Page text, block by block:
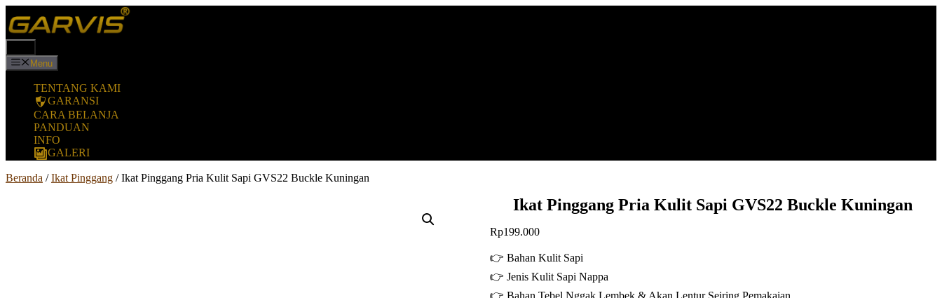
ke
isi
Menu
TENTANG KAMI
GARANSI
CARA BELANJA
PANDUAN
INFO
GALERI
Beranda /Ikat Pinggang / Ikat Pinggang Pria Kulit Sapi GVS22 Buckle Kuningan
Ikat Pinggang Pria Kulit Sapi GVS22 Buckle Kuningan
Rp199.000
👉 Bahan Kulit Sapi
👉 Jenis Kulit Sapi Nappa
👉 Bahan Tebel Nggak Lembek & Akan Lentur Seiring Pemakaian